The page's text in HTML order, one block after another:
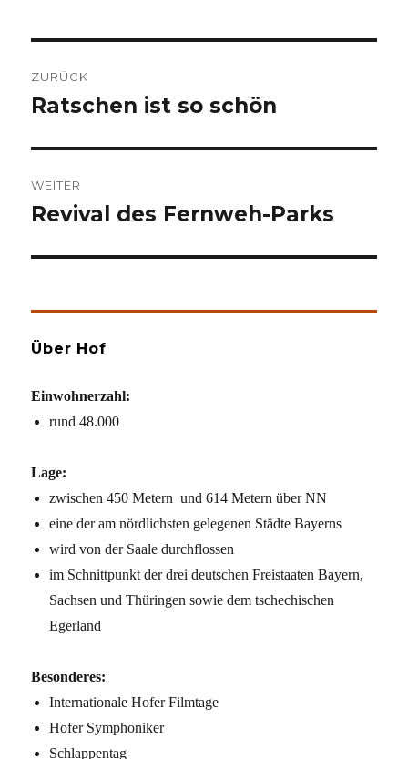
ZURÜCK
Vorheriger
Ratschen ist so schön
WEITER
Nächster
Revival des Fernweh-Parks
Über Hof
Einwohnerzahl:
rund 48.000
Lage:
zwischen 450 Metern und 614 Metern über NN
eine der am nördlichsten gelegenen Städte Bayerns
wird von der Saale durchflossen
im Schnittpunkt der drei deutschen Freistaaten Bayern,
Sachsen und Thüringen sowie dem tschechischen
Egerland
Besonderes:
Internationale Hofer Filmtage
Hofer Symphoniker
Schlappentag